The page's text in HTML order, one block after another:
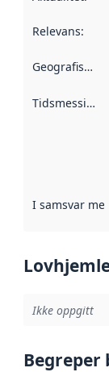
Relevans:
Geografisk avgrensning
Tidsmessig avgrensning
I samsvar med
Ikke oppgitt